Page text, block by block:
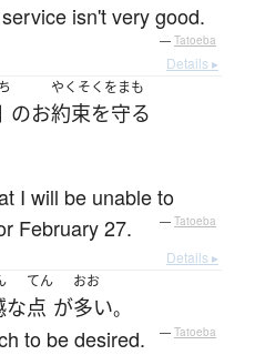
isn't very good.
— Tatoeba
Details ▸
のお
やくそくをまも
約束を守る
I will be unable to
February 27.
— Tatoeba
Details ▸
な
てん
点 が
おお
多い。
to be desired. — Tatoeba